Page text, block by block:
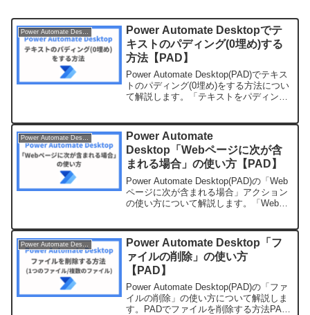
Power Automate Desktop
Power Automate Desktopでテ
キストのパディング(0埋め)する
方法【PAD】
Power Automate Desktop(PAD)でテキス
トのパディング(0埋め)をする方法につい
て解説します。「テキストをパディン
をパディング」アクションを使い...
Power Automate Desktop
Power Automate
Desktop「Webページに次が含
まれる場合」の使い方【PAD】
Power Automate Desktop(PAD)の「Web
ページに次が含まれる場合」アクション
の使い方について解説します。「Webペ
アクションとは、対象のWeb...
Power Automate Desktop「フ
ァイルの削除」の使い方
【PAD】
Power Automate Desktop(PAD)の「ファ
イルの削除」の使い方について解説しま
す。PADでファイルを削除する方法PAD